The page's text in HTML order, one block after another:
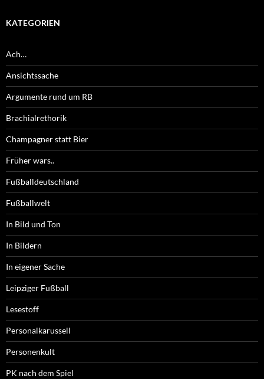
KATEGORIEN
Ach…
Ansichtssache
Argumente rund um RB
Brachialrethorik
Champagner statt Bier
Früher wars..
Fußballdeutschland
Fußballwelt
In Bild und Ton
In Bildern
In eigener Sache
Leipziger Fußball
Lesestoff
Personalkarussell
Personenkult
PK nach dem Spiel